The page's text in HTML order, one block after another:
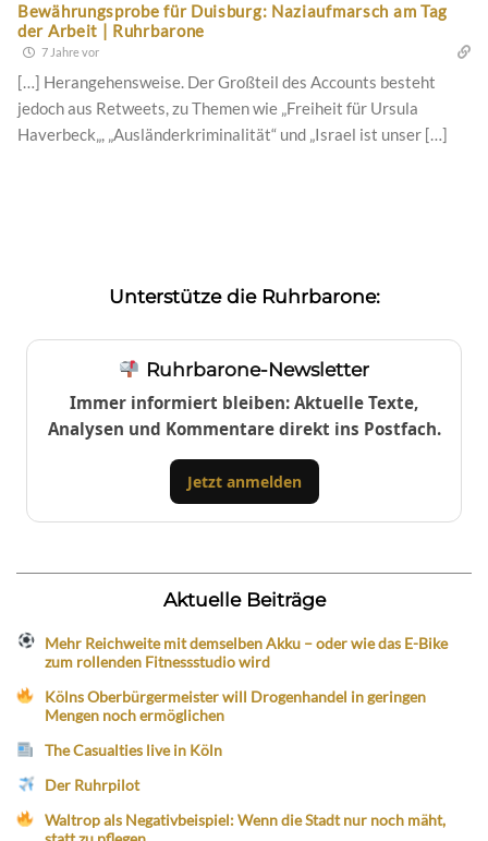
Bewährungsprobe für Duisburg: Naziaufmarsch am Tag
der Arbeit | Ruhrbarone
7 Jahre vor
[…] Herangehensweise. Der Großteil des Accounts besteht
jedoch aus Retweets, zu Themen wie „Freiheit für Ursula
Haverbeck„, „Ausländerkriminalität“ und „Israel ist unser […]
Unterstütze die Ruhrbarone:
Ruhrbarone-Newsletter
Immer informiert bleiben: Aktuelle Texte,
Analysen und Kommentare direkt ins Postfach.
Jetzt anmelden
Aktuelle Beiträge
Mehr Reichweite mit demselben Akku – oder wie das E-Bike
zum rollenden Fitnessstudio wird
Kölns Oberbürgermeister will Drogenhandel in geringen
Mengen noch ermöglichen
The Casualties live in Köln
Der Ruhrpilot
Waltrop als Negativbeispiel: Wenn die Stadt nur noch mäht,